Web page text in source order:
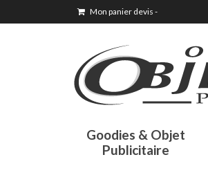
Mon panier devis -
Goodies & Objet
Publicitaire